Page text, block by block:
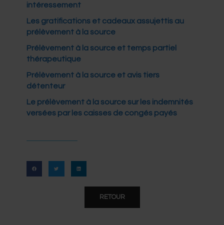
intéressement
Les gratifications et cadeaux assujettis au
prélèvement à la source
Prélèvement à la source et temps partiel
thérapeutique
Prélèvement à la source et avis tiers
détenteur
Le prélèvement à la source sur les indemnités
versées par les caisses de congés payés
RETOUR